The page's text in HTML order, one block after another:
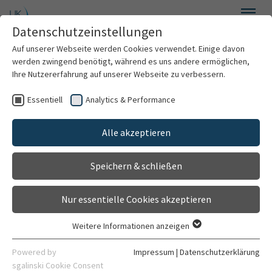
Zum Hauptinhalt springen
Willkommen
Ärzte
Tagung
Patienten
HUNTER Group
Ärzteliste
Sie sind auf der Suche nach einem ausgebildeten
Therapeuten in Ihrer Nähe? Hier listen wir für Sie
Ärztinnen und Ärzte auf, die ein "Heidelberger
Datenschutzeinstellungen
Auf unserer Webseite werden Cookies verwendet. Einige davon
werden zwingend benötigt, während es uns andere ermöglichen,
Ihre Nutzererfahrung auf unserer Webseite zu verbessern.
Essentiell Analytics & Performance
Alle akzeptieren
Speichern & schließen
Nur essentielle Cookies akzeptieren
Essentielle Cookies werden für grundlegende Funktionen der
Webseite benötigt. Dadurch ist gewährleistet, dass die
Weitere Informationen anzeigen
Powered by
sgalinski Cookie Consent
Impressum | Datenschutzerklärung